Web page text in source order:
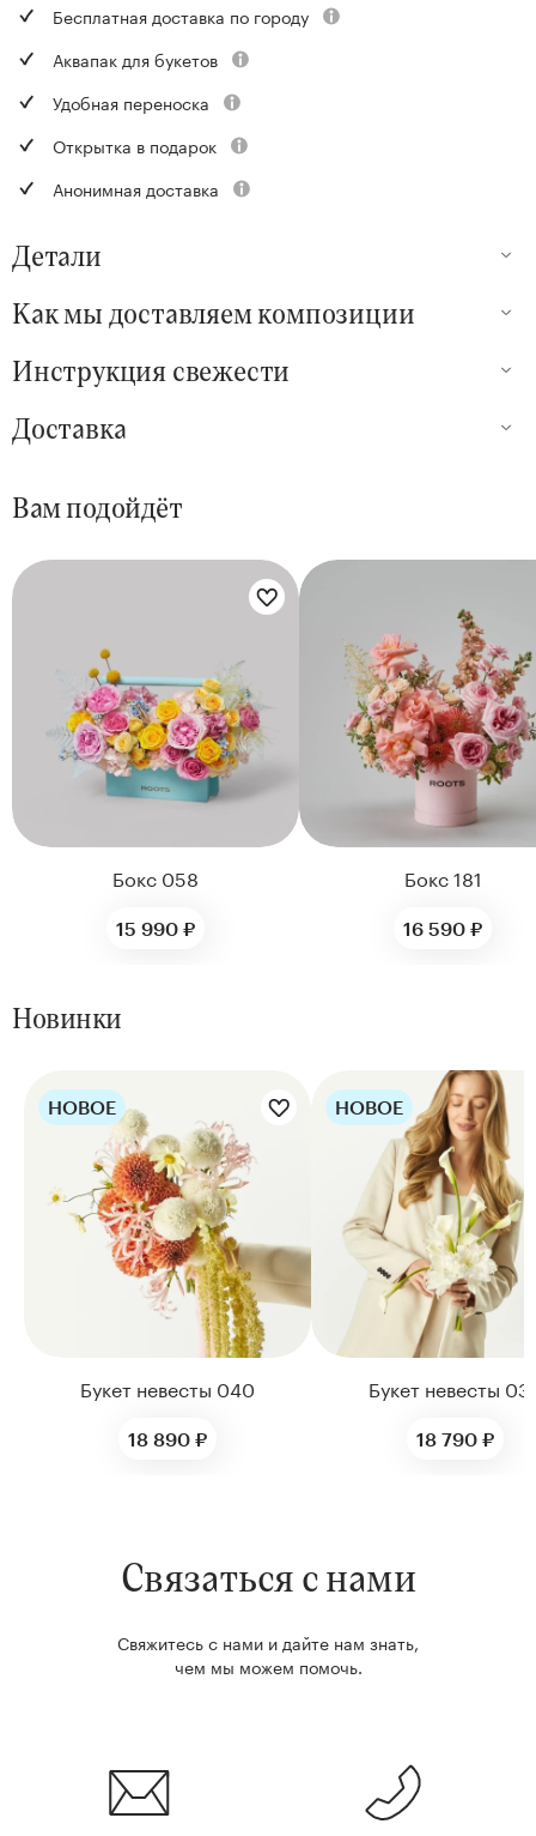
Бесплатная доставка по городу
Аквапак для букетов
Удобная переноска
Открытка в подарок
Анонимная доставка
Детали
Как мы доставляем композиции
Инструкция свежести
Доставка
Вам подойдёт
Бокс 058
15 990 ₽
Бокс 181
16 590 ₽
Новинки
Цветы букета:
НОВОЕ
Букет невесты 040
18 890 ₽
Цветы букета:
НОВОЕ
Букет невесты
18 790 ₽
Связаться с нами
Свяжитесь с нами и дайте нам знать,
чем мы можем помочь.